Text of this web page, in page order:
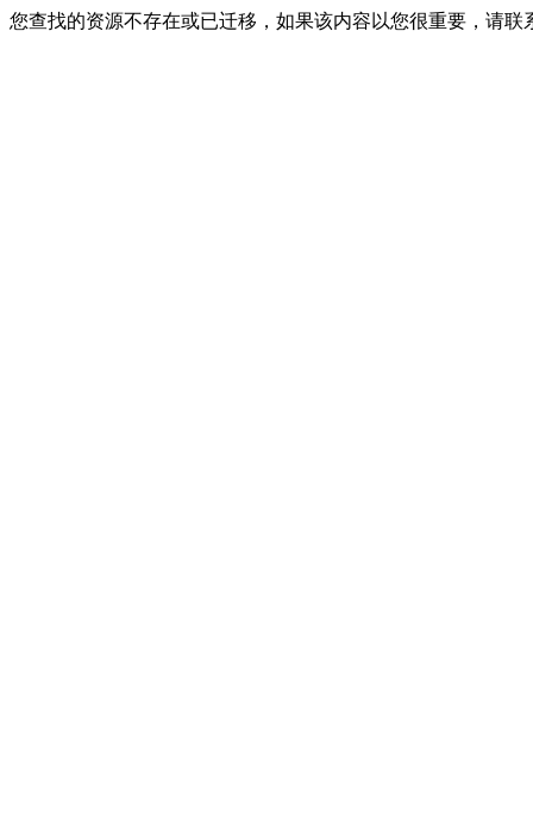
您查找的资源不存在或已迁移，如果该内容以您很重要，请联